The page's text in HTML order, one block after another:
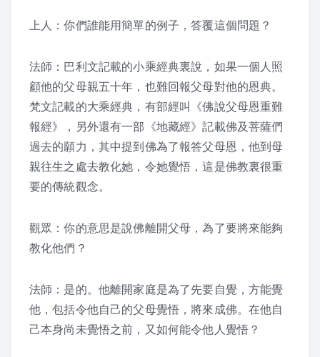
5. 汎愛眾
6、親仁
7、餘力學文
教學文章
上人對生日的開示
人類的未來 – 上人
上人：你們誰能用簡單的例子，答覆這個問題？
法師：巴利文記載的小乘經典裏說，如果一個人照
顧他的父母親五十年，也難回報父母對他的恩典。
梵文記載的大乘經典，有部經叫《佛說父母恩重難
報經》，另外還有一部《地藏經》記載佛及菩薩們
過去的願力，其中提到佛為了報答父母恩，他到母
親往生之處去教化她，令她覺悟，這是佛教裏很重
要的傳統觀念。
觀眾：你的意思是說佛離開父母，為了要將來能夠
教化他們？
法師：是的。他離開家庭是為了先要自覺，方能覺
他，包括令他自己的父母覺悟，將來成佛。在他自
己本身尚未覺悟之前，又如何能令他人覺悟？